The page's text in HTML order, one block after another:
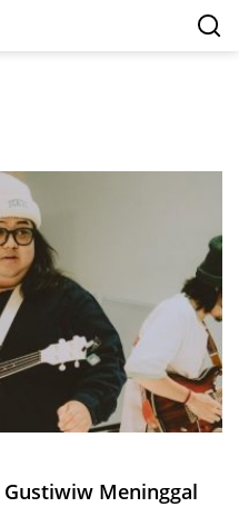
Meninggal